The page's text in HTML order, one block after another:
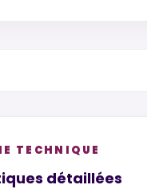
TECHNIQUE
détaillées